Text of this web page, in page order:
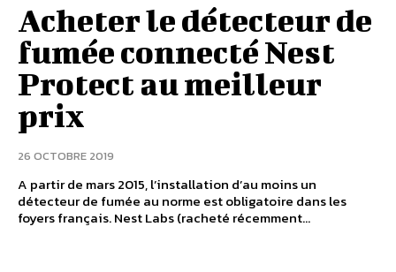
Acheter le détecteur de
fumée connecté Nest
Protect au meilleur
prix
26 OCTOBRE 2019
A partir de mars 2015, l’installation d’au moins un
détecteur de fumée au norme est obligatoire dans les
foyers français. Nest Labs (racheté récemment...